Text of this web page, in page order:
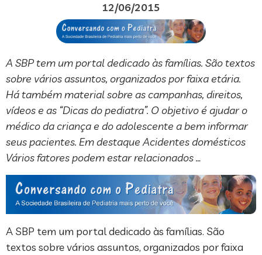
12/06/2015
A SBP tem um portal dedicado às famílias. São textos
sobre vários assuntos, organizados por faixa etária.
Há também material sobre as campanhas, direitos,
vídeos e as “Dicas do pediatra”. O objetivo é ajudar o
médico da criança e do adolescente a bem informar
seus pacientes. Em destaque Acidentes domésticos
Vários fatores podem estar relacionados …
A SBP tem um portal dedicado às famílias. São
textos sobre vários assuntos, organizados por faixa